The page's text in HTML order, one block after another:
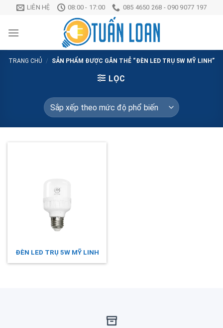
Chuyển
nội
LIÊN HỆ 08:00 - 17:00 085 4650 268 - 090 9077 197
TRANG CHỦ / SẢN PHẨM ĐƯỢC GẮN THẺ “ĐÈN LED TRỤ 5W MỸ LINH”
LỌC
ĐÈN LED TRỤ 5W MỸ LINH